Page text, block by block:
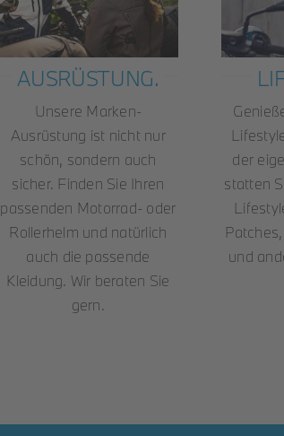
AUSRÜSTUNG.
Unsere Marken-
Ausrüstung ist nicht nur
schön, sondern auch
sicher. Finden Sie Ihren
passenden Motorrad- oder
Rollerhelm und natürlich
auch die passende
Kleidung. Wir beraten Sie
gern.
der
statten
und